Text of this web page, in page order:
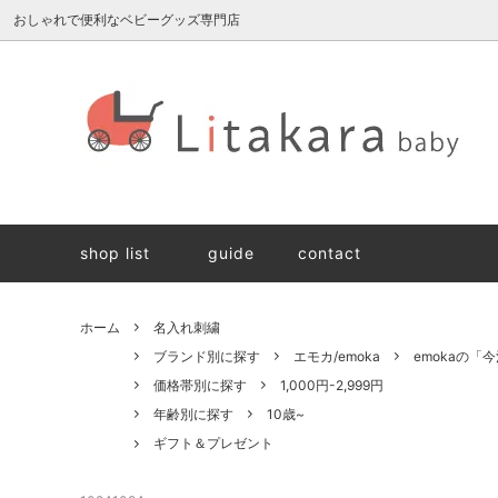
おしゃれで便利なベビーグッズ専門店
名入れ刺繍
ベビー/キッズファッション ママ/パ
shop list guide contact
ホーム
名入れ刺繍
ブランド別に探す
エモカ/emoka
emokaの「今
価格帯別に探す
1,000円-2,999円
年齢別に探す
10歳~
ギフト＆プレゼント